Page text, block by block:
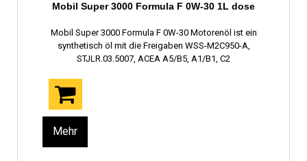
Mobil Super 3000 Formula F 0W-30 1L dose
Mobil Super 3000 Formula F 0W-30 Motorenöl ist ein
synthetisch öl mit die Freigaben WSS-M2C950-A,
STJLR.03.5007, ACEA A5/B5, A1/B1, C2
Mehr